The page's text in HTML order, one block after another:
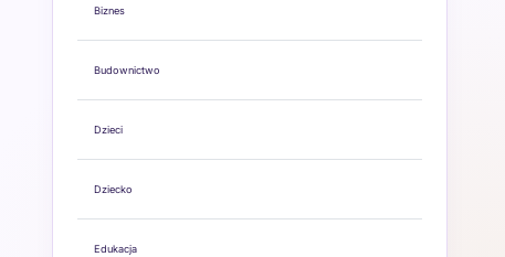
Biznes
Budownictwo
Dzieci
Dziecko
Edukacja